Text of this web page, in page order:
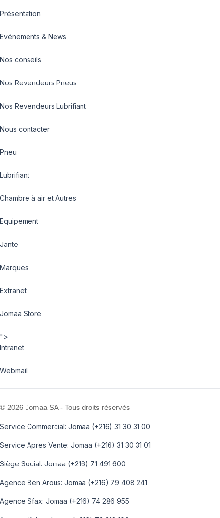
Présentation
Evénements & News
Nos conseils
Nos Revendeurs Pneus
Nos Revendeurs Lubrifiant
Nous contacter
Pneu
Lubrifiant
Chambre à air et Autres
Equipement
Jante
Marques
Extranet
Jomaa Store
">
Intranet
Webmail
© 2026 Jomaa SA - Tous droits réservés
Service Commercial: Jomaa (+216) 31 30 31 00
Service Apres Vente: Jomaa (+216) 31 30 31 01
Siège Social: Jomaa (+216) 71 491 600
Agence Ben Arous: Jomaa (+216) 79 408 241
Agence Sfax: Jomaa (+216) 74 286 955